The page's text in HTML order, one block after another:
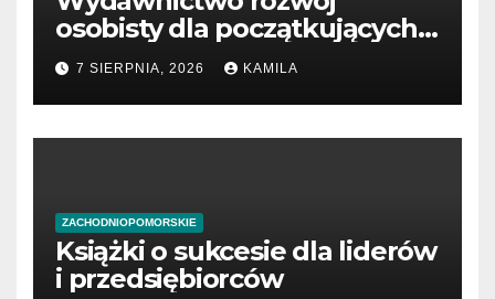
osobisty dla początkujących
przedsiębiorców
7 SIERPNIA, 2026 KAMILA
ZACHODNIOPOMORSKIE
Książki o sukcesie dla liderów
i przedsiębiorców